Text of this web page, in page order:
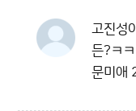
고진성
든?ㅋ
문미애